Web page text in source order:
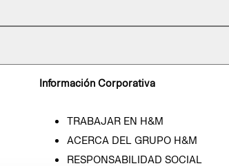
Información Corporativa
TRABAJAR EN H&M
ACERCA DEL GRUPO H&M
RESPONSABILIDAD SOCIAL